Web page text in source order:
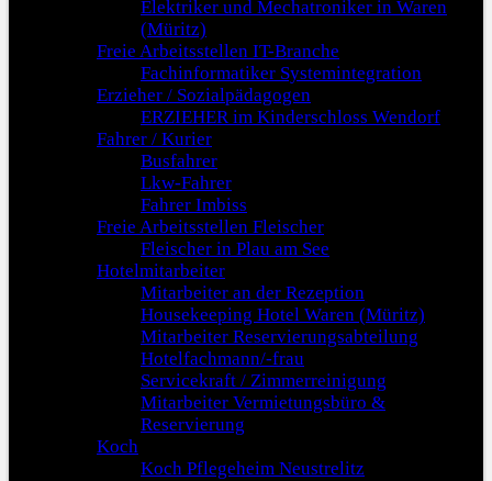
Elektriker und Mechatroniker in Waren
(Müritz)
Freie Arbeitsstellen IT-Branche
Fachinformatiker Systemintegration
Erzieher / Sozialpädagogen
ERZIEHER im Kinderschloss Wendorf
Fahrer / Kurier
Busfahrer
Lkw-Fahrer
Fahrer Imbiss
Freie Arbeitsstellen Fleischer
Fleischer in Plau am See
Hotelmitarbeiter
Mitarbeiter an der Rezeption
Housekeeping Hotel Waren (Müritz)
Mitarbeiter Reservierungsabteilung
Hotelfachmann/-frau
Servicekraft / Zimmerreinigung
Mitarbeiter Vermietungsbüro &
Reservierung
Koch
Koch Pflegeheim Neustrelitz